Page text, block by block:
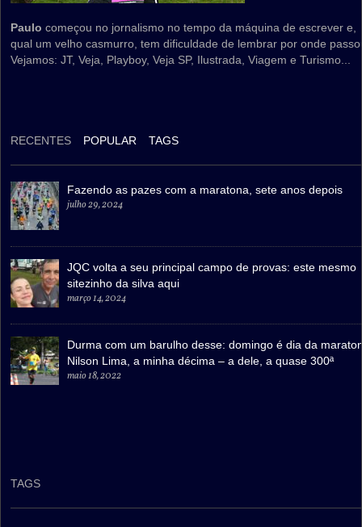
Paulo começou no jornalismo no tempo da máquina de escrever e,
qual um velho casmurro, tem dificuldade de lembrar por onde
Vejamos: JT, Veja, Playboy, Veja SP, Ilustrada, Viagem e Turismo...
RECENTES POPULAR TAGS
Fazendo as pazes com a maratona, sete anos depois
julho 29, 2024
JQC volta a seu principal campo de provas: este mesmo
sitezinho da silva aqui
março 14, 2024
Durma com um barulho desse: domingo é dia da
Nilson Lima, a minha décima – a dele, a quase 300ª
maio 18, 2022
TAGS